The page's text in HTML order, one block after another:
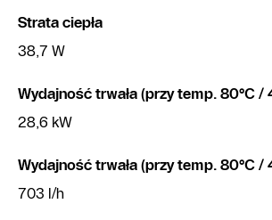
Strata ciepła
38,7 W
Wydajność trwała (przy temp. 80°C /
28,6 kW
Wydajność trwała (przy temp. 80°C /
703 l/h